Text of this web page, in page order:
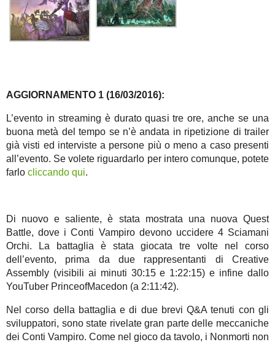
AGGIORNAMENTO 1 (16/03/2016):
L’evento in streaming è durato quasi tre ore, anche se una
buona metà del tempo se n’è andata in ripetizione di trailer
già visti ed interviste a persone più o meno a caso presenti
all’evento. Se volete riguardarlo per intero comunque, potete
farlo cliccando qui.
Di nuovo e saliente, è stata mostrata una nuova Quest
Battle, dove i Conti Vampiro devono uccidere 4 Sciamani
Orchi. La battaglia è stata giocata tre volte nel corso
dell’evento, prima da due rappresentanti di Creative
Assembly (visibili ai minuti 30:15 e 1:22:15) e infine dallo
YouTuber PrinceofMacedon (a 2:11:42).
Nel corso della battaglia e di due brevi Q&A tenuti con gli
sviluppatori, sono state rivelate gran parte delle meccaniche
dei Conti Vampiro. Come nel gioco da tavolo, i Nonmorti non